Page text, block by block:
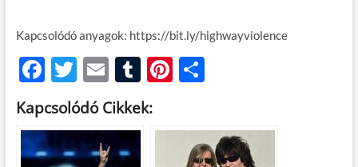
Kapcsolódó anyagok: https://bit.ly/highwayviolence
F
ac
e
b
T
w
itt
er
E
m
ail
T
u
m
bl
Pi
es
O
m
Kapcsolódó Cikkek: